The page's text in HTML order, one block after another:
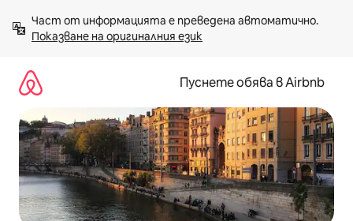
към
съдържанието
Показване на оригиналния език
Пуснете обява в Airbnb